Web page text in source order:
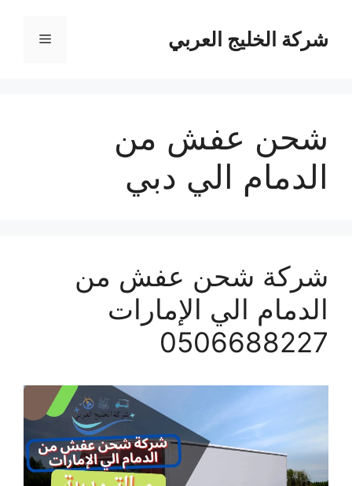
المحتوىشركة الخليج العربي القائمة
شحن عفش من
الدمام الي دبي
شركة شحن عفش من
الدمام الي الإمارات
0506688227